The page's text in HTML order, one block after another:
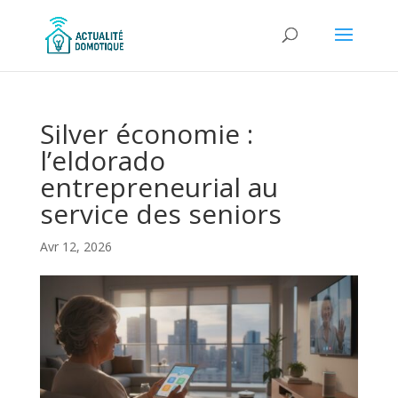
Silver économie :
l’eldorado
entrepreneurial au
service des seniors
Avr 12, 2026